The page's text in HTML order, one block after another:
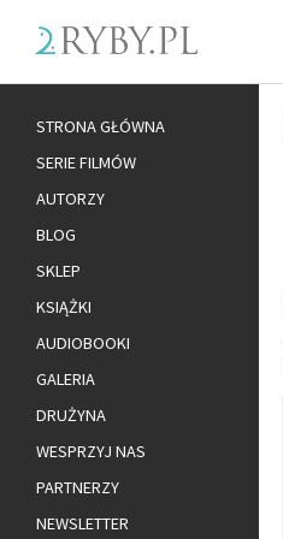
STRONA GŁÓWNA
SERIE FILMÓW
AUTORZY
BLOG
SKLEP
KSIĄŻKI
AUDIOBOOKI
GALERIA
DRUŻYNA
WESPRZYJ NAS
PARTNERZY
NEWSLETTER